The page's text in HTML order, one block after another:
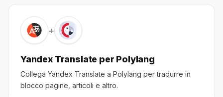
+
Yandex Translate per Polylang
Collega Yandex Translate a Polylang per tradurre in
blocco pagine, articoli e altro.